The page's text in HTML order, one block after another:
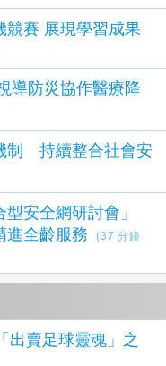
嘉縣舉辦國中小學生無人機競賽 展現學習成果
導防災協作醫療降
制 持續整合社會安
型安全網研討會」
進全齡服務
(37 分鐘
出賣足球靈魂」之